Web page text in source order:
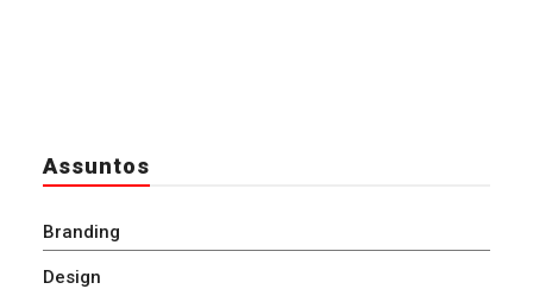
Assuntos
Branding
Design